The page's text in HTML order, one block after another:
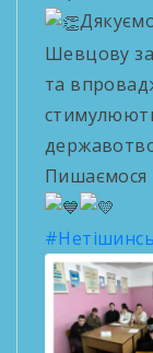
Шевцову за
та
Пишаємося